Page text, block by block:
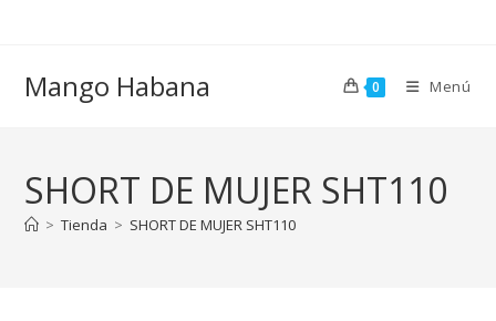
Mango Habana 0 Menú
SHORT DE MUJER SHT110
> Tienda > SHORT DE MUJER SHT110